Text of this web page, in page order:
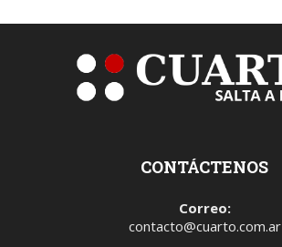
CONTÁCTENOS
Correo:
contacto@cuarto.com.ar